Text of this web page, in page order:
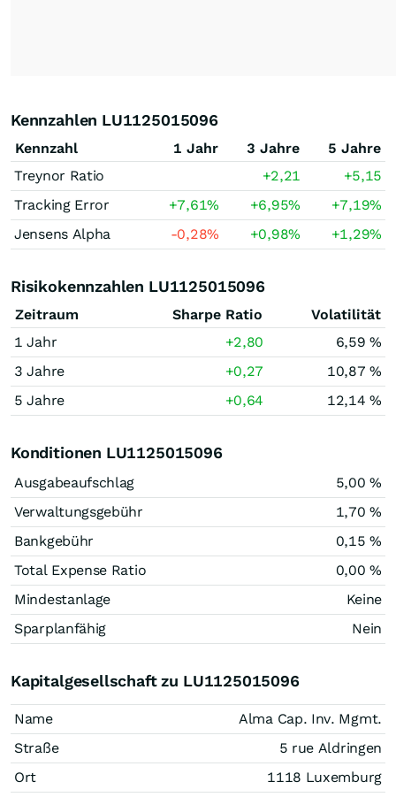
Kennzahlen LU1125015096
Kennzahl 1 Jahr 3 Jahre
5 Jahre
Treynor Ratio
+2,21
+5,15
Tracking Error
+7,61% +6,95% +7,19%
Jensens Alpha
-0,28% +0,98% +1,29%
Risikokennzahlen LU1125015096
Zeitraum Sharpe Ratio
Volatilität
1 Jahr
+2,80
6,59 %
3 Jahre
+0,27
10,87 %
5 Jahre
+0,64 12,14 %
Konditionen LU1125015096
Ausgabeaufschlag
5,00 %
Verwaltungsgebühr
1,70 %
Bankgebühr
0,15 %
Total Expense Ratio
0,00 %
Mindestanlage
Keine
Sparplanfähig
Nein
Kapitalgesellschaft zu LU1125015096
Name
Alma Cap. Inv. Mgmt.
Straße
5 rue Aldringen
Ort
1118 Luxemburg